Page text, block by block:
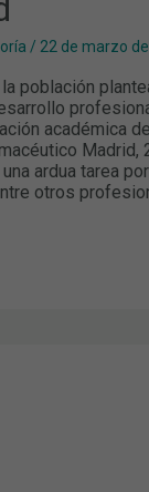
/ 22 de marzo
población
académica
Madrid,
ardua tarea
otros